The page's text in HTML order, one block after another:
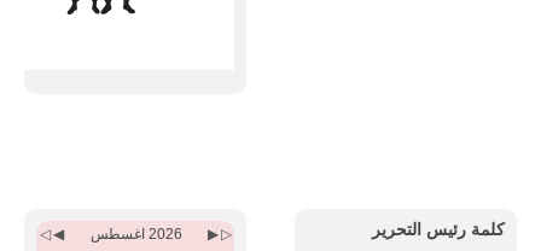
كلمة رئيس التحرير
Month
Year
Month2026 اغسطس